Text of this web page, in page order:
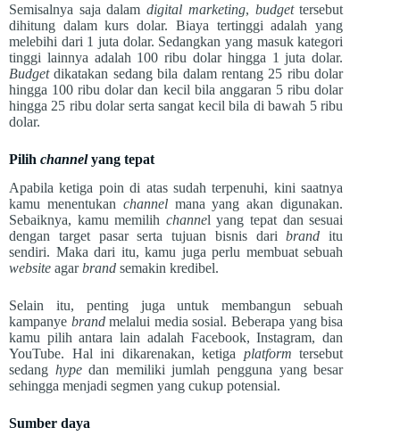
Semisalnya saja dalamdigital marketing, budgettersebut
dihitung dalam kurs dolar. Biaya tertinggi adalah yang
melebihi dari 1 juta dolar. Sedangkan yang masuk kategori
tinggi lainnya adalah 100 ribu dolar hingga 1 juta dolar.
Budgetdikatakan sedang bila dalam rentang 25 ribu dolar
hingga 100 ribu dolar dan kecil bila anggaran 5 ribu dolar
hingga 25 ribu dolar serta sangat kecil bila di bawah 5 ribu
dolar.
Pilih channelyang tepat
Apabila ketiga poin di atas sudah terpenuhi, kini saatnya
kamu menentukanchannelmana yang akan digunakan.
Sebaiknya, kamu memilih channel yang tepat dan sesuai
dengan target pasar serta tujuan bisnis daribrand itu
sendiri. Maka dari itu, kamu juga perlu membuat sebuah
website agarbrand semakin kredibel.
Selain itu, penting juga untuk membangun sebuah
kampanye brandmelalui media sosial. Beberapa yang bisa
kamu pilih antara lain adalah Facebook, Instagram, dan
YouTube. Hal ini dikarenakan, ketiga platform tersebut
sedang hypedan memiliki jumlah pengguna yang besar
sehingga menjadi segmen yang cukup potensial.
Sumber daya